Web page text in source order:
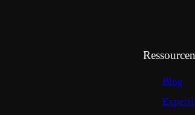
Ressourcen
Blog